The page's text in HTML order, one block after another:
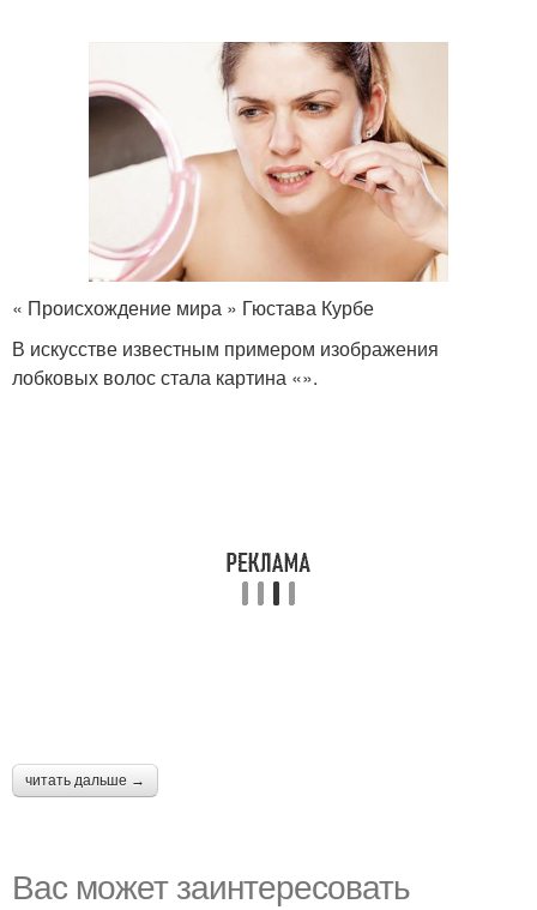
« Происхождение мира » Гюстава Курбе
В искусстве известным примером изображения
лобковых волос стала картина «».
читать дальше →
Вас может заинтересовать